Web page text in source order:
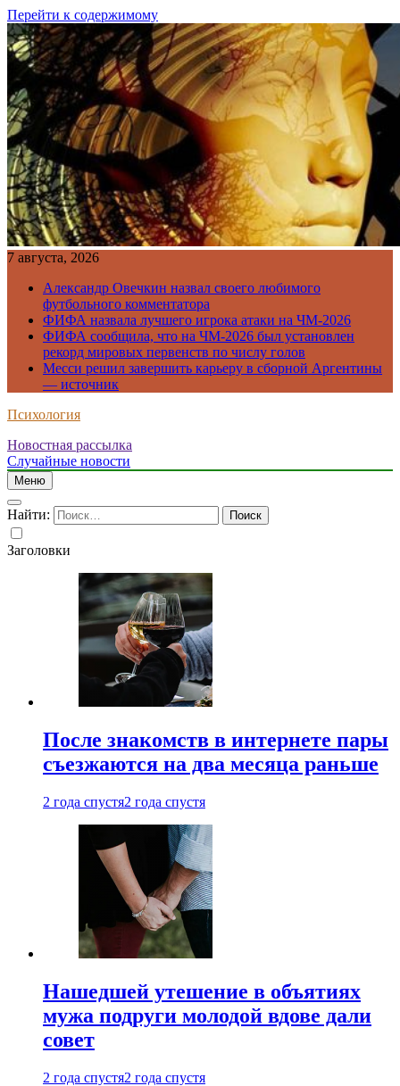
Перейти к содержимому
7 августа, 2026
Александр Овечкин назвал своего любимого
футбольного комментатора
ФИФА назвала лучшего игрока атаки на ЧМ-2026
ФИФА сообщила, что на ЧМ-2026 был установлен
рекорд мировых первенств по числу голов
Месси решил завершить карьеру в сборной Аргентины
— источник
Психология
Новостная рассылка
Случайные новости
Меню
Найти:
Заголовки
После знакомств в интернете пары
съезжаются на два месяца раньше
2 года спустя2 года спустя
Нашедшей утешение в объятиях
мужа подруги молодой вдове дали
совет
2 года спустя2 года спустя